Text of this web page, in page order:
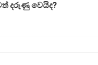
දරුණු වෙයිද?